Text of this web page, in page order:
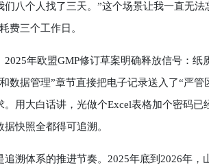
们八个人找了三天。”这个场景让我一直无
费三个工作日。
年欧盟GMP修订草案明确释放信号：纸
数据管理”章节直接把电子记录送入了“严
。用大白话讲，光做个Excel表格加个密码
快照全都得可追溯。
体系的推进节奏。2025年底到2026年，